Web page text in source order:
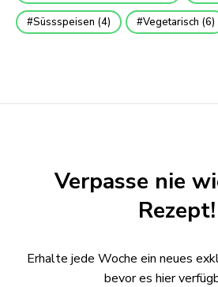
Süssspeisen (4) Vegetarisch (6)
Verpasse nie
Rezept!
Erhalte jede Woche ein neues
bevor es hier